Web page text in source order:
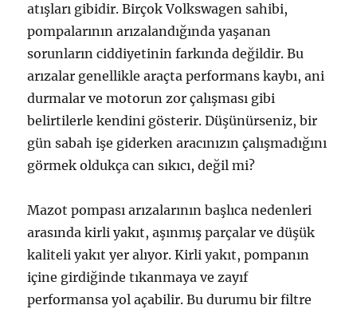
atışları gibidir. Birçok Volkswagen sahibi,
pompalarının arızalandığında yaşanan
sorunların ciddiyetinin farkında değildir. Bu
arızalar genellikle araçta performans kaybı, ani
durmalar ve motorun zor çalışması gibi
belirtilerle kendini gösterir. Düşünürseniz, bir
gün sabah işe giderken aracınızın çalışmadığını
görmek oldukça can sıkıcı, değil mi?
Mazot pompası arızalarının başlıca nedenleri
arasında kirli yakıt, aşınmış parçalar ve düşük
kaliteli yakıt yer alıyor. Kirli yakıt, pompanın
içine girdiğinde tıkanmaya ve zayıf
performansa yol açabilir. Bu durumu bir filtre